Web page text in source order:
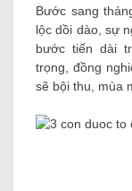
Bước sang
lộc dồi dào, sự
bước tiến dài
trọng, đồng
sẽ bội thu, mùa